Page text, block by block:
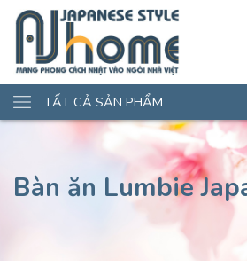
TẤT CẢ SẢN PHẨM
Bàn ăn Lumbie